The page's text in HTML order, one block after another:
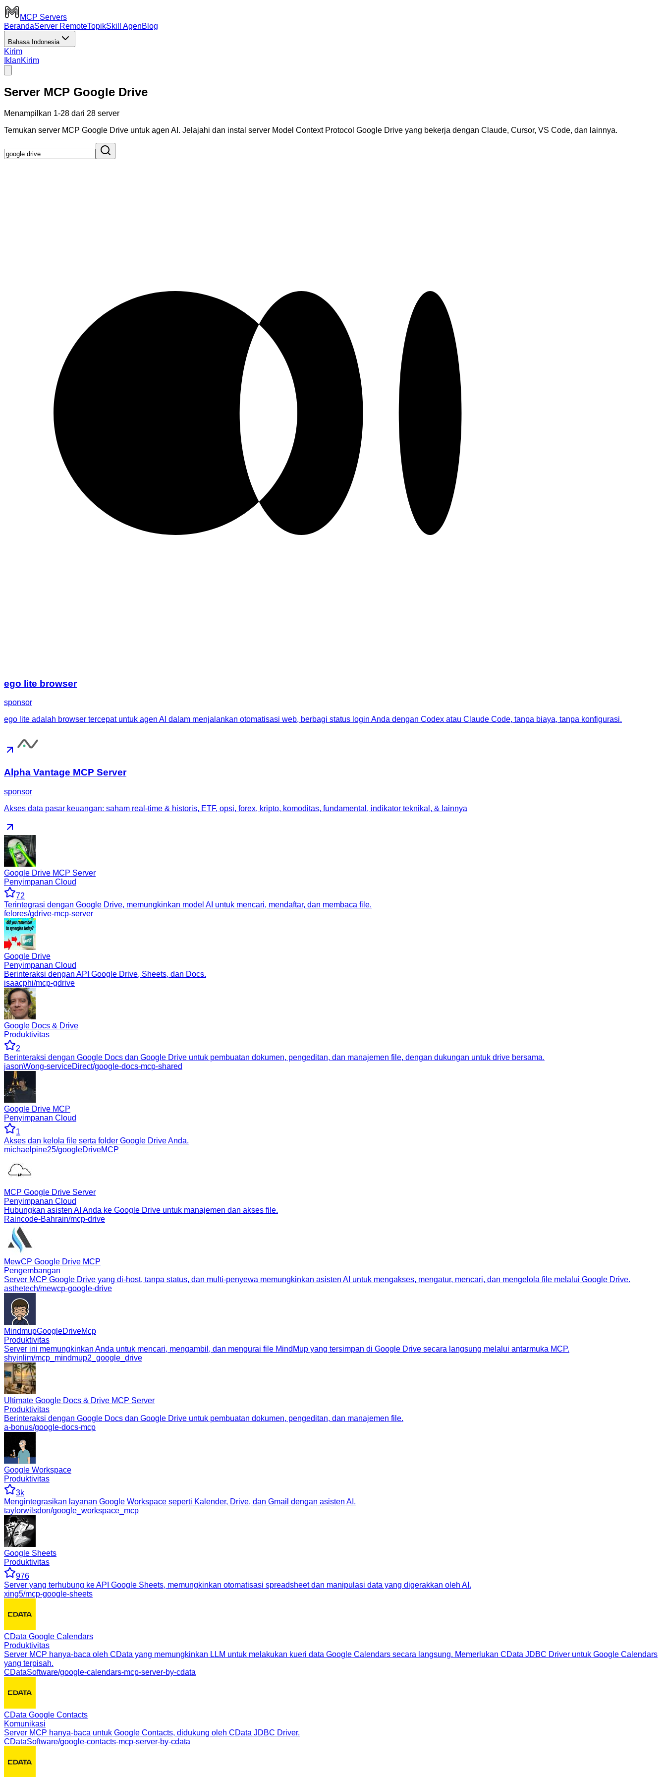
MCP Servers
BerandaServer RemoteTopikSkill AgenBlog
Bahasa Indonesia
Kirim
IklanKirim
Server MCP Google Drive
Menampilkan 1-28 dari 28 server
Temukan server MCP Google Drive untuk agen AI. Jelajahi dan instal server Model Context Protocol Google Drive yang bekerja dengan Claude, Cursor, VS Code, dan lainnya.
ego lite browser
sponsor
ego lite adalah browser tercepat untuk agen AI dalam menjalankan otomatisasi web, berbagi status login Anda dengan Codex atau Claude Code, tanpa biaya, tanpa konfigurasi.
Alpha Vantage MCP Server
sponsor
Akses data pasar keuangan: saham real-time & historis, ETF, opsi, forex, kripto, komoditas, fundamental, indikator teknikal, & lainnya
Google Drive MCP Server
Penyimpanan Cloud
72
Terintegrasi dengan Google Drive, memungkinkan model AI untuk mencari, mendaftar, dan membaca file.
felores/gdrive-mcp-server
Google Drive
Penyimpanan Cloud
Berinteraksi dengan API Google Drive, Sheets, dan Docs.
isaacphi/mcp-gdrive
Google Docs & Drive
Produktivitas
2
Berinteraksi dengan Google Docs dan Google Drive untuk pembuatan dokumen, pengeditan, dan manajemen file, dengan dukungan untuk drive bersama.
jasonWong-serviceDirect/google-docs-mcp-shared
Google Drive MCP
Penyimpanan Cloud
1
Akses dan kelola file serta folder Google Drive Anda.
michaelpine25/googleDriveMCP
MCP Google Drive Server
Penyimpanan Cloud
Hubungkan asisten AI Anda ke Google Drive untuk manajemen dan akses file.
Raincode-Bahrain/mcp-drive
MewCP Google Drive MCP
Pengembangan
Server MCP Google Drive yang di-host, tanpa status, dan multi-penyewa memungkinkan asisten AI untuk mengakses, mengatur, mencari, dan mengelola file melalui Google Drive.
asthetech/mewcp-google-drive
MindmupGoogleDriveMcp
Produktivitas
Server ini memungkinkan Anda untuk mencari, mengambil, dan mengurai file MindMup yang tersimpan di Google Drive secara langsung melalui antarmuka MCP.
shyinlim/mcp_mindmup2_google_drive
Ultimate Google Docs & Drive MCP Server
Produktivitas
Berinteraksi dengan Google Docs dan Google Drive untuk pembuatan dokumen, pengeditan, dan manajemen file.
a-bonus/google-docs-mcp
Google Workspace
Produktivitas
3k
Mengintegrasikan layanan Google Workspace seperti Kalender, Drive, dan Gmail dengan asisten AI.
taylorwilsdon/google_workspace_mcp
Google Sheets
Produktivitas
976
Server yang terhubung ke API Google Sheets, memungkinkan otomatisasi spreadsheet dan manipulasi data yang digerakkan oleh AI.
xing5/mcp-google-sheets
CData Google Calendars
Produktivitas
Server MCP hanya-baca oleh CData yang memungkinkan LLM untuk melakukan kueri data Google Calendars secara langsung. Memerlukan CData JDBC Driver untuk Google Calendars
yang terpisah.
CDataSoftware/google-calendars-mcp-server-by-cdata
CData Google Contacts
Komunikasi
Server MCP hanya-baca untuk Google Contacts, didukung oleh CData JDBC Driver.
CDataSoftware/google-contacts-mcp-server-by-cdata